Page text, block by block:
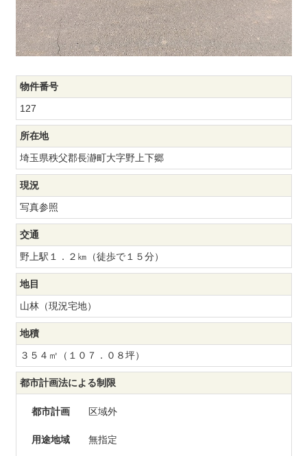
物件番号
127
所在地
埼玉県秩父郡長瀞町大字野上下郷
現況
写真参照
交通
野上駅１．２㎞（徒歩で１５分）
地目
山林（現況宅地）
地積
３５４㎡（１０７．０８坪）
都市計画法による制限
都市計画 区域外
用途地域 無指定